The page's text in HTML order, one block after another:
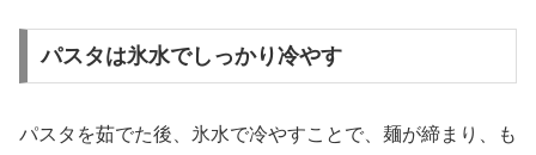
パスタは氷水でしっかり冷やす
パスタを茹でた後、氷水で冷やすことで、麺が締まり、も